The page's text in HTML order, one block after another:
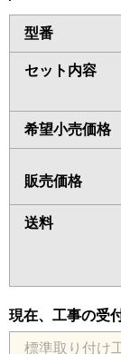
型番
セット内容
希望小売価格
販売価格
送料
現在、工事の受